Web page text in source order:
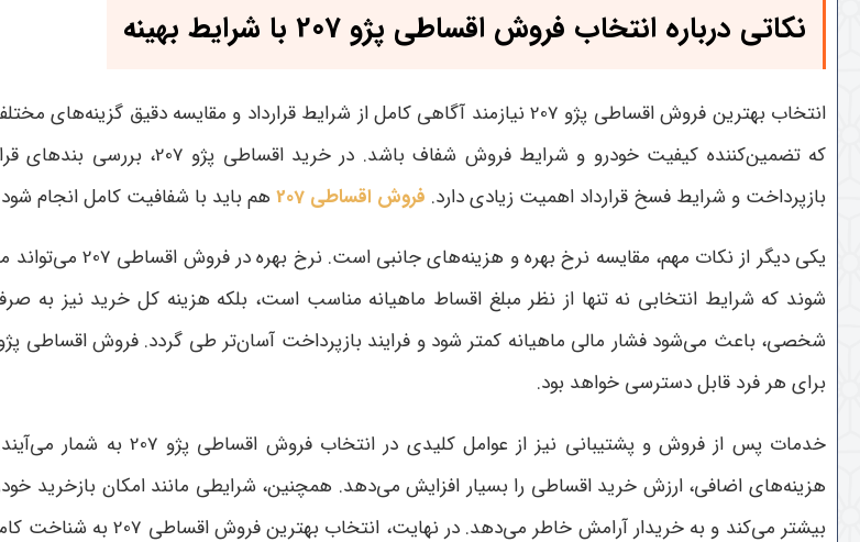
نکاتی درباره انتخاب فروش اقساطی پژو 207 با شرایط بهینه
انتخاب بهترین فروش اقساطی پژو 207 نیازمند آگاهی کامل از شرایط قرارداد و
که تضمین‌کننده کیفیت خودرو و
بازپرداخت و شرایط فسخ قرارداد اهمیت زیادی دارد. فروش اقساطی 207 هم باید با شفافیت کامل انجام
یکی دیگر از نکات
شوند که شرایط انتخابی نه تنها از نظر مبلغ اقساط ماهیانه مناسب است، بلکه هزینه کل خرید نیز
شخصی، باعث می‌شود فشار مالی ماهیانه کمتر شود و فرایند بازپرداخت آسان‌تر طی گردد. فروش اقساطی
برای هر فرد قابل دسترسی خواهد بود.
خدمات پس از فروش و
هزینه‌های اضافی، ارزش خرید اقساطی را بسیار افزایش می‌دهد. همچنین، شرایطی مانند امکان بازخرید
بیشتر می‌کند و به خریدار